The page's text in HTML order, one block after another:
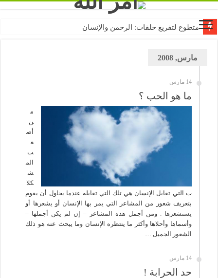
متطوع لتفريغ حلقات: الرحمن والإنسان
مارس, 2008
14 مارس
ما هو الحب ؟
م
ن
أص
ع
ب
الم
ش
كلا
ت التي تقابل الإنسان هي تلك التي تقابله عندما يحاول أن يقوم
بتعريف شعور من المشاعر التي يمر بها الإنسان أو يشعرها أو
يستشعرها . ومن أجمل هذه المشاعر – إن لم يكن أجملها –
وأسماها وأحلاها وأكثر ما ينتظره الإنسان وما يبحث عنه هو ذلك
الشعور الجميل …
14 مارس
حد الحرابة !